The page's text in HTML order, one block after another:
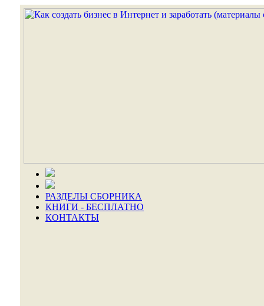
РАЗДЕЛЫ СБОРНИКА
КНИГИ - БЕСПЛАТНО
КОНТАКТЫ